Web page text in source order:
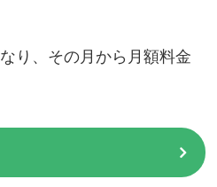
り、その月から月額料金